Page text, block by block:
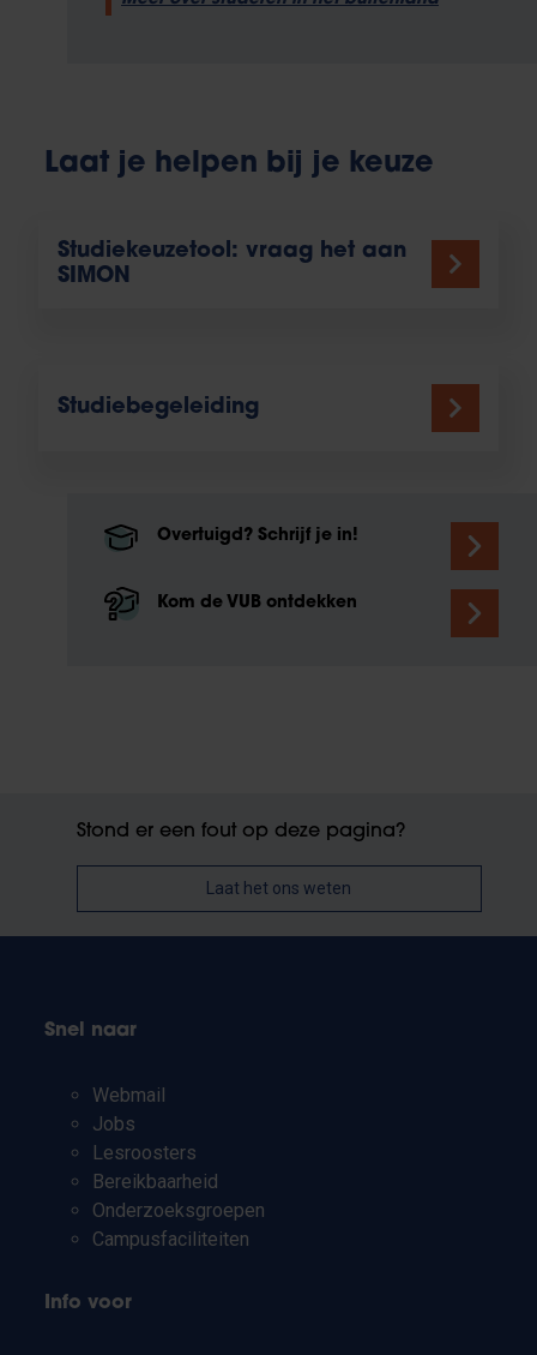
Laat je helpen bij je keuze
Studiekeuzetool: vraag het aan
SIMON
Studiebegeleiding
Overtuigd? Schrijf je in!
Kom de VUB ontdekken
Stond er een fout op deze pagina?
Laat het ons weten
Snel naar
Webmail
Jobs
Lesroosters
Bereikbaarheid
Onderzoeksgroepen
Campusfaciliteiten
Info voor